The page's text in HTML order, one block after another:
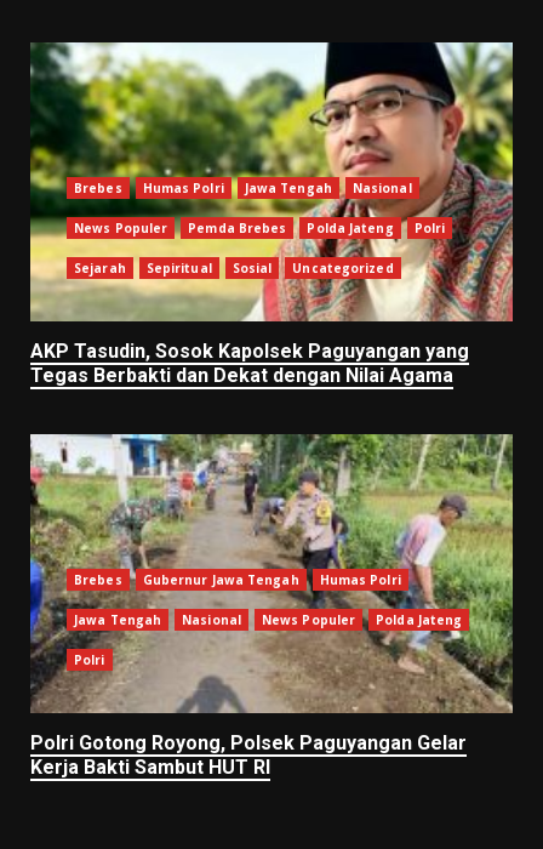
Brebes Humas Polri Jawa Tengah Nasional
News Populer Pemda Brebes Polda Jateng Polri
Sejarah Sepiritual Sosial Uncategorized
AKP Tasudin, Sosok Kapolsek Paguyangan yang
Tegas Berbakti dan Dekat dengan Nilai Agama
Brebes Gubernur Jawa Tengah Humas Polri
Jawa Tengah Nasional News Populer Polda Jateng
Polri
Polri Gotong Royong, Polsek Paguyangan Gelar
Kerja Bakti Sambut HUT RI